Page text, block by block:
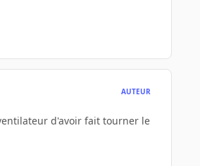
AUTEUR
d'avoir fait tourner le